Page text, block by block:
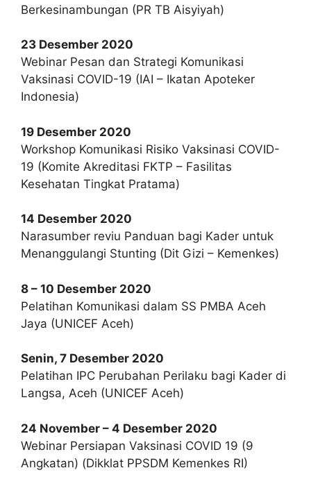
Berkesinambungan (PR TB Aisyiyah)
23 Desember 2020
Webinar Pesan dan Strategi Komunikasi
Vaksinasi COVID-19 (IAI – Ikatan Apoteker
Indonesia)
19 Desember 2020
Workshop Komunikasi Risiko Vaksinasi COVID-
19 (Komite Akreditasi FKTP – Fasilitas
Kesehatan Tingkat Pratama)
14 Desember 2020
Narasumber reviu Panduan bagi Kader untuk
Menanggulangi Stunting (Dit Gizi – Kemenkes)
8 – 10 Desember 2020
Pelatihan Komunikasi dalam SS PMBA Aceh
Jaya (UNICEF Aceh)
Senin, 7 Desember 2020
Pelatihan IPC Perubahan Perilaku bagi Kader di
Langsa, Aceh (UNICEF Aceh)
24 November – 4 Desember 2020
Webinar Persiapan Vaksinasi COVID 19 (9
Angkatan) (Dikklat PPSDM Kemenkes RI)